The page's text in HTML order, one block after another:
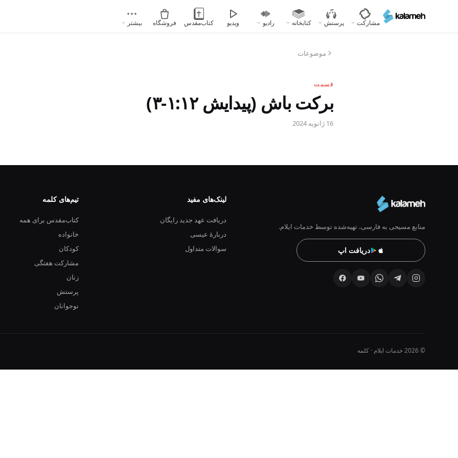
محتوای
مشارکت پرستش کتابخانه رادیو ویدیو کتاب‌مقدس فروشگاه بیشتر
موضوعات
قسمت
برکت باش (پیدایش ۱:۱۲-۳)
16 ژانویه 2024
منابع مسیحی به فارسی، تهیه‌شده توسط خدمات ایلام.
دریافت اپ
لینک‌های مفید
دریافت عهد جدید رایگان
دربارهٔ عیسی
سوالات متداول
تیم‌های کلمه
کتاب‌مقدس برای همه
خانواده
کودکان
مشارکت هفتگی
زنان
پرستش
نوجوانان
© 2026 خدمات ایلام · کلمه